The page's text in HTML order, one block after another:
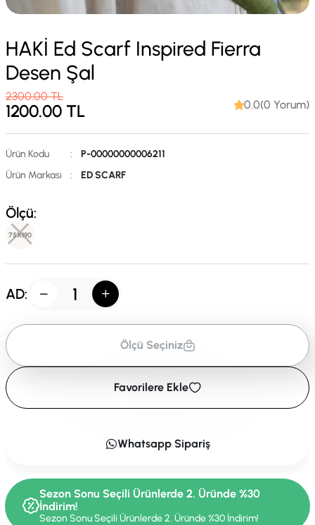
HAKİ Ed Scarf Inspired Fierra
Desen Şal
2300.00TL
1200.00 TL 0.0(0 Yorum)
Ürün Kodu :
P-00000000006211
Ürün Markası
: ED SCARF
Ölçü:
75X190
AD:
Ölçü Seçiniz
Favorilere Ekle
Whatsapp Sipariş
Sezon Sonu Seçili Ürünlerde 2. Üründe %30
İndirim!
Sezon Sonu Seçili Ürünlerde 2. Üründe %30 İndirim!